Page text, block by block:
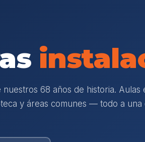
68 años de historia. Aulas
y áreas comunes — todo a una